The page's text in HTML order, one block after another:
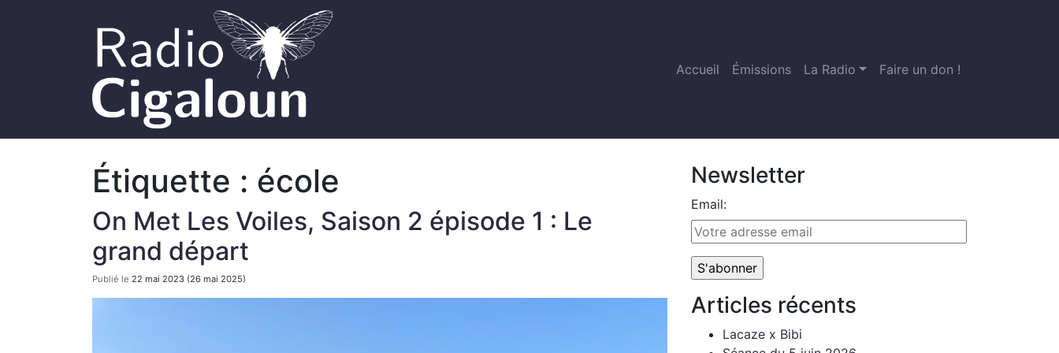
Accueil Émissions La Radio Faire un don !
Étiquette : école
On Met Les Voiles, Saison 2 épisode 1 : Le
grand départ
Publié le 22 mai 2023 (26 mai 2025)
Newsletter
Email:
Articles récents
Lacaze x Bibi